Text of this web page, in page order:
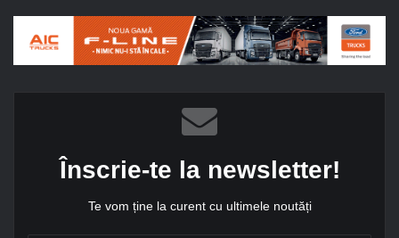
Înscrie-te la newsletter!
Te vom ține la curent cu ultimele noutăți